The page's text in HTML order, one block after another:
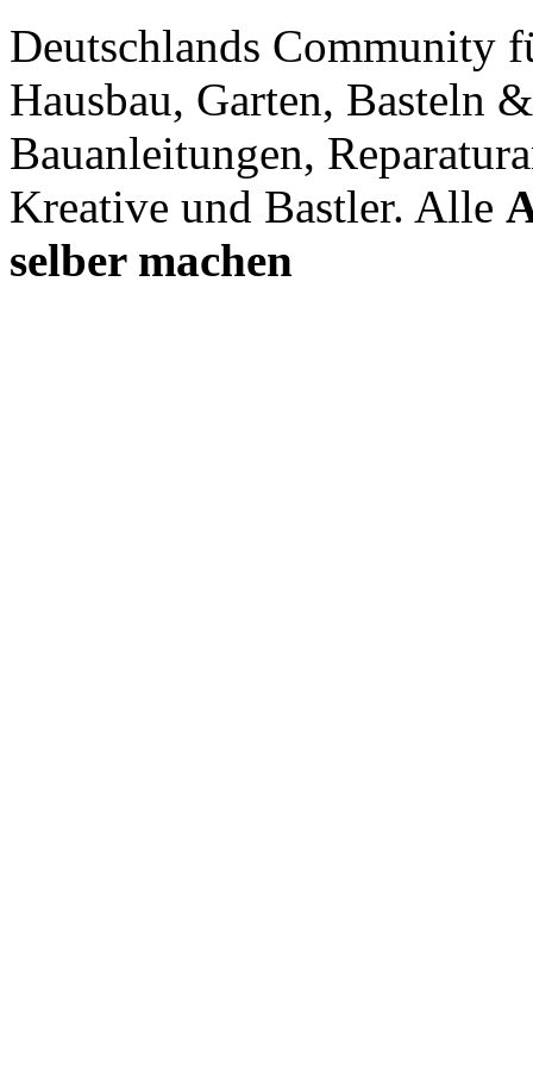
Deutschlands Community
Hausbau, Garten, Basteln
Bauanleitungen,
Kreative und Bastler. Alle
selber machen